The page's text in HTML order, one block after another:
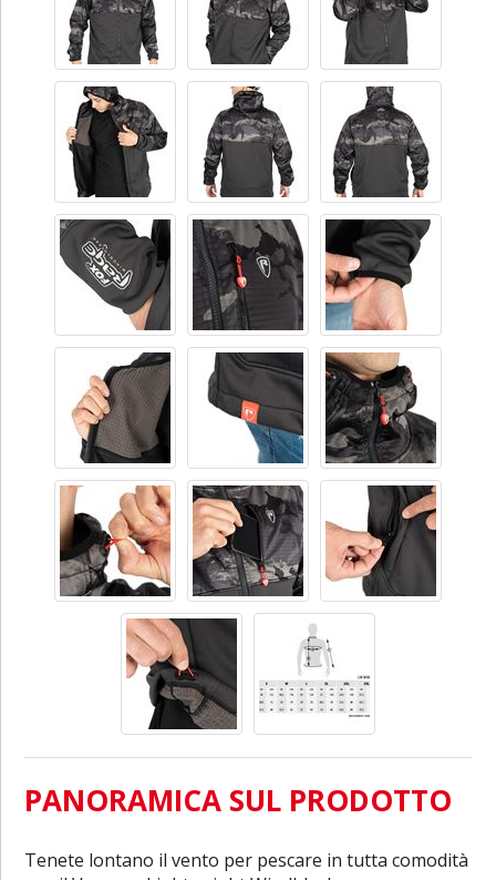
PANORAMICA SUL PRODOTTO
Tenete lontano ilvento per pescare in tutta comodità